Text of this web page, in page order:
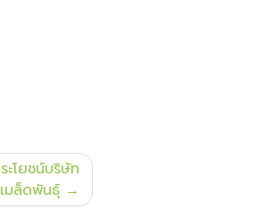
ะโยชน์บริษัท
เมล็ดพันธุ์